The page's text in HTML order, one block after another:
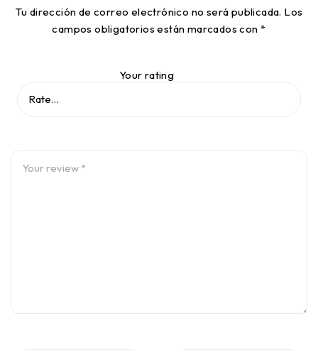
Tu dirección de correo electrónico no será publicada. Los
campos obligatorios están marcados con*
Your rating